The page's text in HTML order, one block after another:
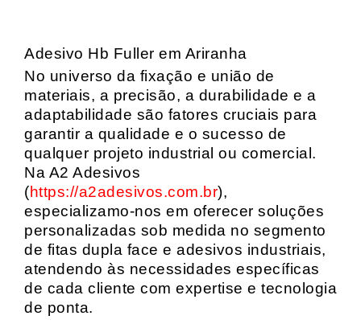
Adesivo Hb Fuller em Ariranha
No universo da fixação e união de
materiais, a precisão, a durabilidade e a
adaptabilidade são fatores cruciais para
garantir a qualidade e o sucesso de
qualquer projeto industrial ou comercial.
Na A2 Adesivos
(https://a2adesivos.com.br),
especializamo-nos em oferecer soluções
personalizadas sob medida no segmento
de fitas dupla face e adesivos industriais,
atendendo às necessidades específicas
de cada cliente com expertise e tecnologia
de ponta.